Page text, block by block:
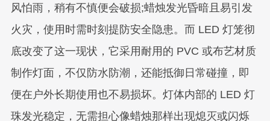
风怕雨，稍有不慎便会破损;蜡烛发光昏暗且易引发
火灾，使用时需时刻提防安全隐患。而 LED 灯笼彻
底改变了这一现状，它采用耐用的 PVC 或布艺材质
制作灯面，不仅防水防潮，还能抵御日常碰撞，即
便在户外长期使用也不易损坏。灯体内部的 LED 灯
珠发光稳定，无需担心像蜡烛那样出现熄灭或闪烁